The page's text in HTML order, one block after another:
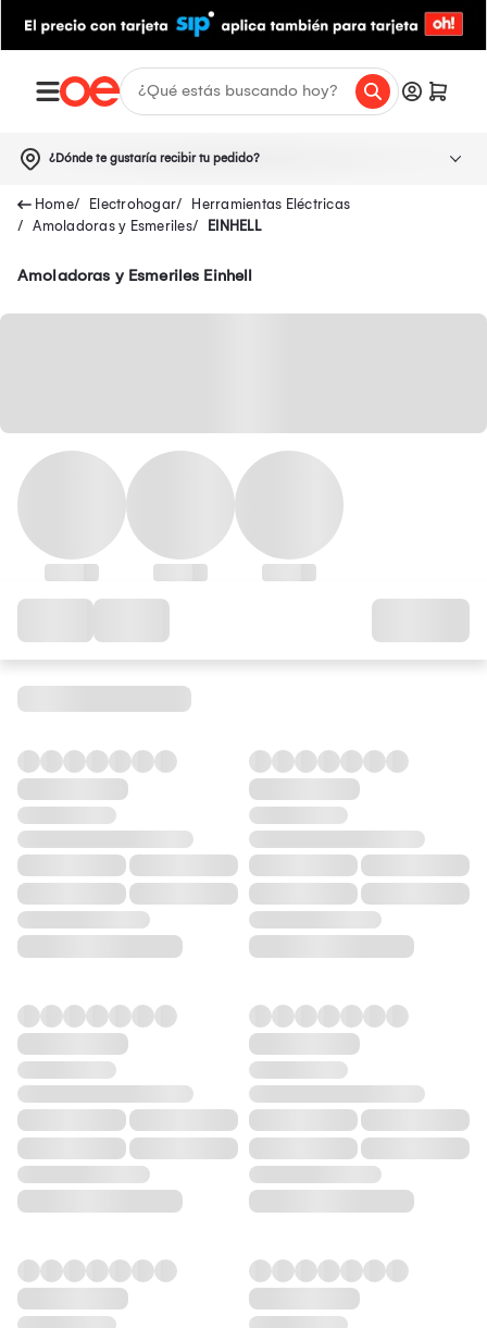
¿Dónde te gustaría recibir tu pedido?
Electrohogar
Herramientas Eléctricas
Amoladoras y Esmeriles
EINHELL
Amoladoras y Esmeriles Einhell